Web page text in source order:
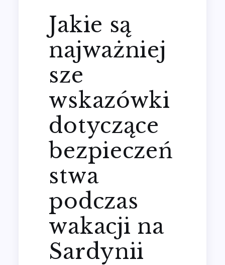
Jakie są
najważniej
sze
wskazówki
dotyczące
bezpieczeń
stwa
podczas
wakacji na
Sardynii